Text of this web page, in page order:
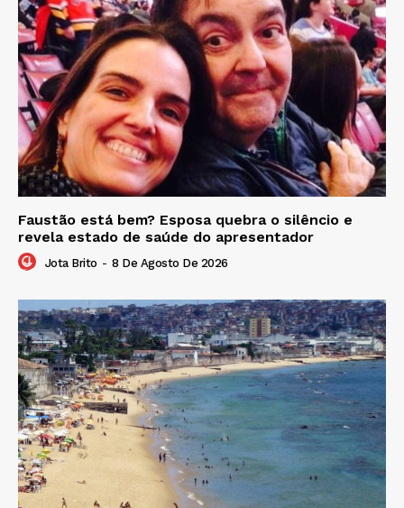
Faustão está bem? Esposa quebra o silêncio e
revela estado de saúde do apresentador
Jota Brito - 8 De Agosto De 2026